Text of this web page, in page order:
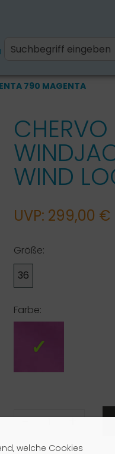
welche Cookies
Kinder Fanartikel
790 MAGENTA
WIND
UVP: 299,00 €
Größe:
36
Farbe:
- +